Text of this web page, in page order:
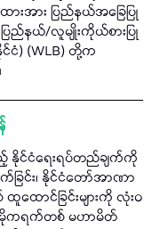
အား ပြည်နယ်အခြေပြု
ြည်နယ်/လူမျိုးကိုယ်စားပြု
နိုင်ငံ) (WLB) တို့က
နိုင်ငံရေးရပ်တည်ချက်ကို
ြင်း၊ နိုင်ငံတော်အာဏာ
ထောင်ခြင်းများကို လုံးဝ
ဒီမိုကရက်တစ် မဟာမိတ်